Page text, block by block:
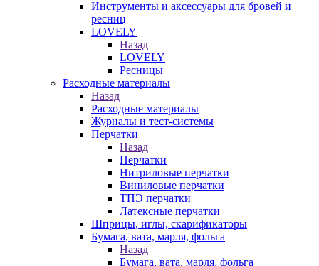
Инструменты и аксессуары для бровей и
ресниц
LOVELY
Назад
LOVELY
Ресницы
Расходные материалы
Назад
Расходные материалы
Журналы и тест-системы
Перчатки
Назад
Перчатки
Нитриловые перчатки
Виниловые перчатки
ТПЭ перчатки
Латексные перчатки
Шприцы, иглы, скарификаторы
Бумага, вата, марля, фольга
Назад
Бумага, вата, марля, фольга